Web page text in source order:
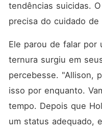
tendências suicidas.
precisa do cuidado de
Ele parou de falar por
ternura surgiu em
percebesse. "Allison,
isso por enquanto.
tempo. Depois que
um status adequado,